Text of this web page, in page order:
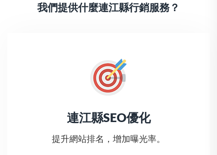
我們提供什麼連江縣行銷服務？
連江縣SEO優化
提升網站排名，增加曝光率。